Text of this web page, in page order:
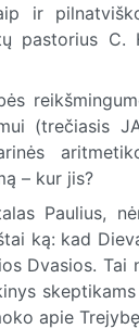
ir
pastorius C.
(trečiasis
– kur jis?
Paulius,
ką: kad
Dvasios. Tai
apie